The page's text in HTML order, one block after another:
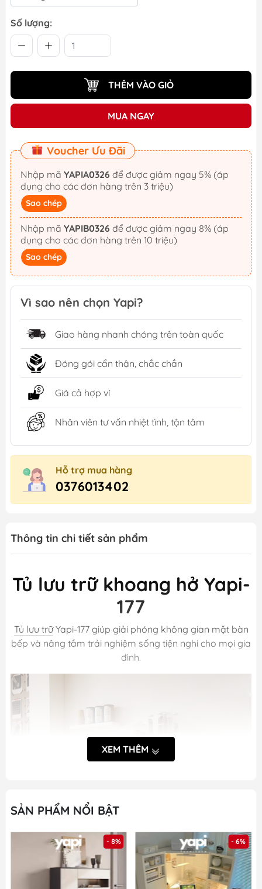
Số lượng:
THÊM VÀO GIỎ
MUA NGAY
Voucher Ưu Đãi
Nhập mã YAPIA0326
dụng cho các đơn hàng trên 3 triệu)
Sao chép
Nhập mã YAPIB0326
dụng cho các đơn hàng trên 10 triệu)
Sao chép
Vì sao nên chọn Yapi?
Giao hàng nhanh chóng trên toàn quốc
Đóng gói cẩn thận, chắc chắn
Giá cả hợp ví
Nhân viên tư vấn nhiệt tình, tận tâm
Hỗ trợ mua hàng
0376013402
Thông tin chi tiết sản phẩm
Tủ lưu trữ khoang hở Yapi-
177
Tủ lưu trữYapi-177 giúp giải phóng không gian mặt bàn
bếp và nâng tầm trải nghiệm sống tiện nghi cho mọi gia
đình.
XEM THÊM
SẢN PHẨM NỔI BẬT
- 8% - 6%